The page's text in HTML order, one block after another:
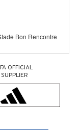
Bon Rencontre
OFFICIAL
SUPPLIER